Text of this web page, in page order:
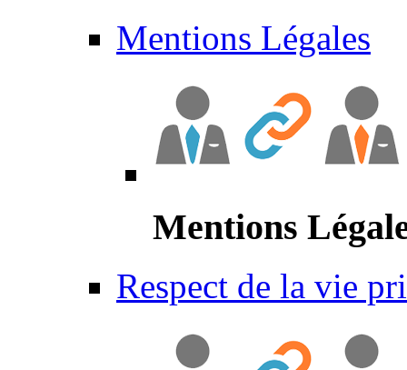
Mentions Légales
Mentions
Respect de la vie